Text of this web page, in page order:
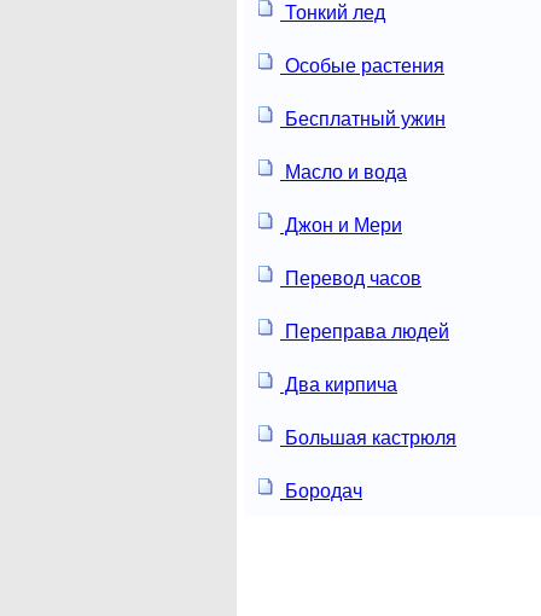
Тонкий лед
Особые растения
Бесплатный ужин
Масло и вода
Джон и Мери
Перевод часов
Переправа людей
Два кирпича
Большая кастрюля
Бородач